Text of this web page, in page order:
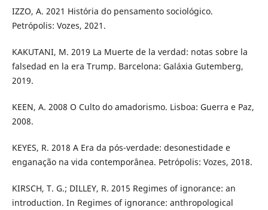
IZZO, A. 2021 História do pensamento sociológico.
Petrópolis: Vozes, 2021.
KAKUTANI, M. 2019 La Muerte de la verdad: notas sobre la
falsedad en la era Trump. Barcelona: Galáxia Gutemberg,
2019.
KEEN, A. 2008 O Culto do amadorismo. Lisboa: Guerra e Paz,
2008.
KEYES, R. 2018 A Era da pós-verdade: desonestidade e
enganação na vida contemporânea. Petrópolis: Vozes, 2018.
KIRSCH, T. G.; DILLEY, R. 2015 Regimes of ignorance: an
introduction. In Regimes of ignorance: anthropological